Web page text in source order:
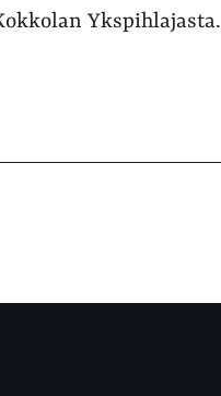
Ykspihlajasta.